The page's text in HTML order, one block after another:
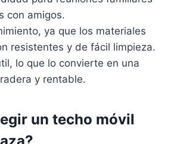
con amigos.
ya que los materiales
resistentes y de fácil limpieza.
lo que lo convierte en una
y rentable.
un techo móvil